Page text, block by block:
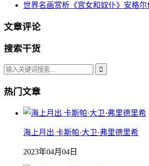
世界名画赏析《宫女和奴仆》安格尔
文章评论
搜索干货
热门文章
海上月出 卡斯帕·大卫·弗里德里希
2023年04月04日